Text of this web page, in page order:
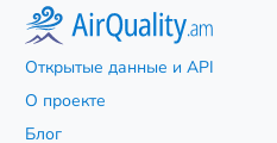
Открытые данные и API
О проекте
Блог